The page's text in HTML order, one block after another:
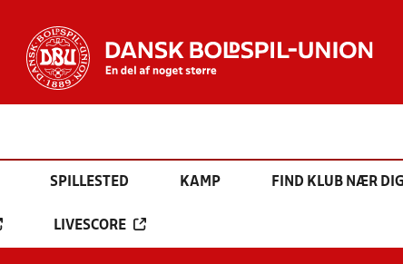
SPILLESTED KAMP FIND KLUB NÆR
LIVESCORE